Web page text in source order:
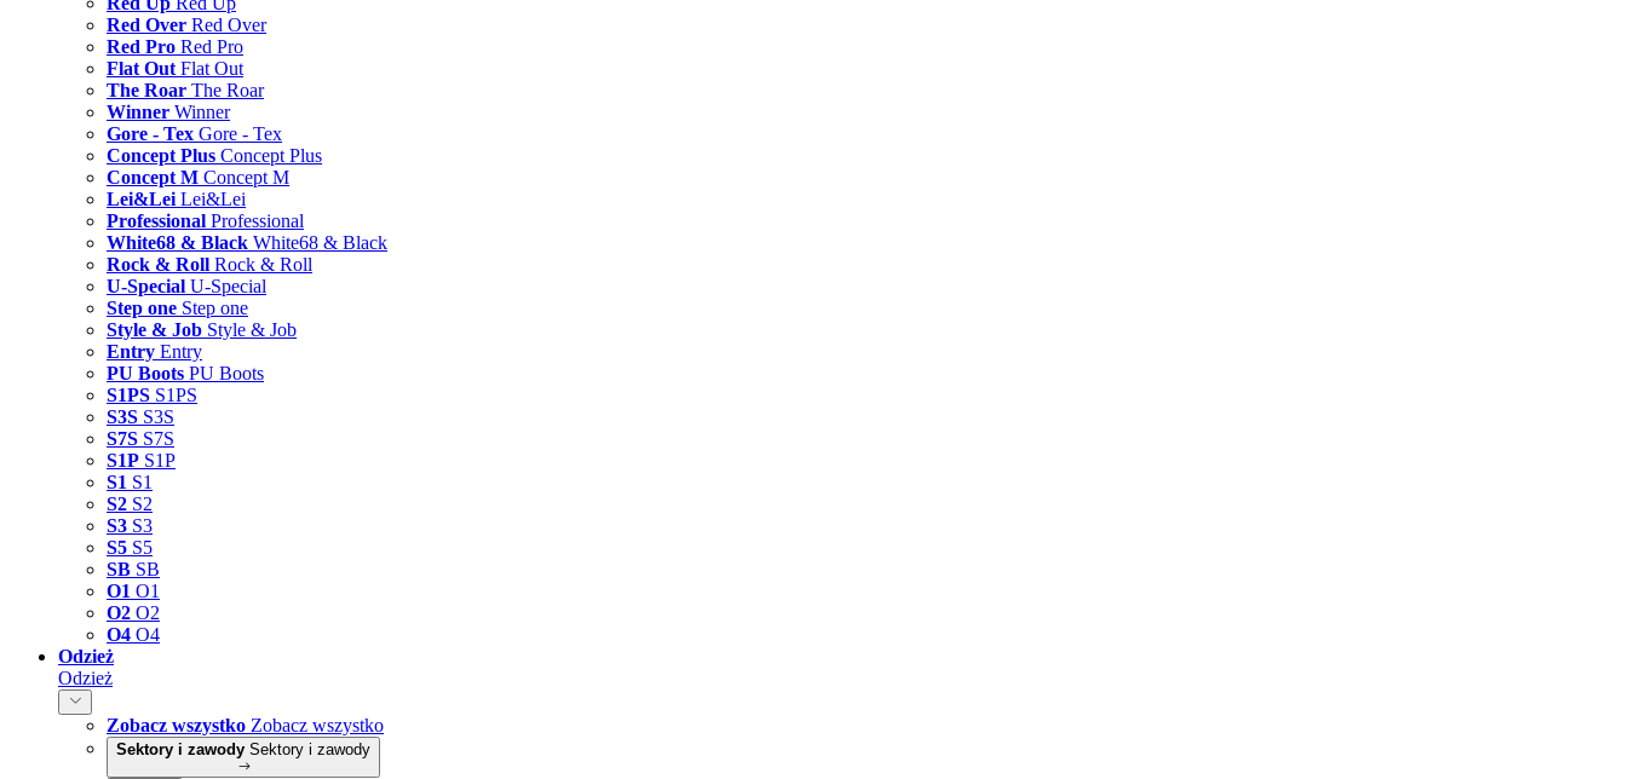
Red Over Red Over
Red Pro Red Pro
Flat Out Flat Out
The Roar The Roar
Winner Winner
Gore - Tex Gore - Tex
Concept Plus Concept Plus
Concept M Concept M
Lei&Lei Lei&Lei
Professional Professional
White68 & Black White68 & Black
Rock & Roll Rock & Roll
U-Special U-Special
Step one Step one
Style & Job Style & Job
Entry Entry
PU Boots PU Boots
S1PS S1PS
S3S S3S
S7S S7S
S1P S1P
S1 S1
S2 S2
S3 S3
S5 S5
SB SB
O1 O1
O2 O2
O4 O4
Odzież
Odzież
Zobacz wszystko Zobacz wszystko
Sektory i zawody Sektory i zawody